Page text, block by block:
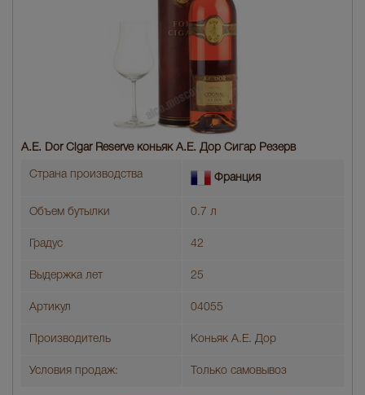
A.E. Dor Cigar Reserve коньяк А.Е. Дор Сигар Резерв
Страна производства Франция
Объем бутылки 0.7 л
Градус 42
Выдержка лет 25
Артикул 04055
Производитель Коньяк А.Е. Дор
Условия продаж: Только самовывоз